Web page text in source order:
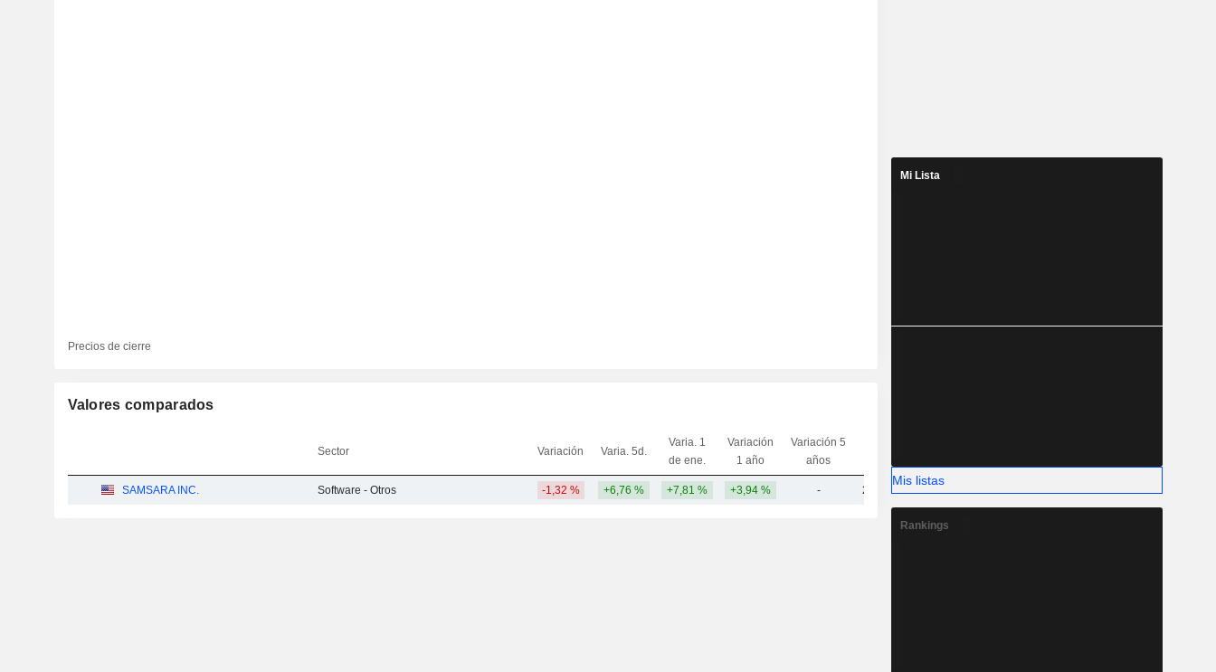
Precios de cierre
Valores comparados
Sector Variación Varia. 5d.
Varia. 1
de ene.
Variación
1 año
Variación 5
años
SAMSARA INC. Software - Otros -1,32 % +6,76 % +7,81 % +3,94 % - 22,27 mil M
Mi Lista
Mis listas
Rankings